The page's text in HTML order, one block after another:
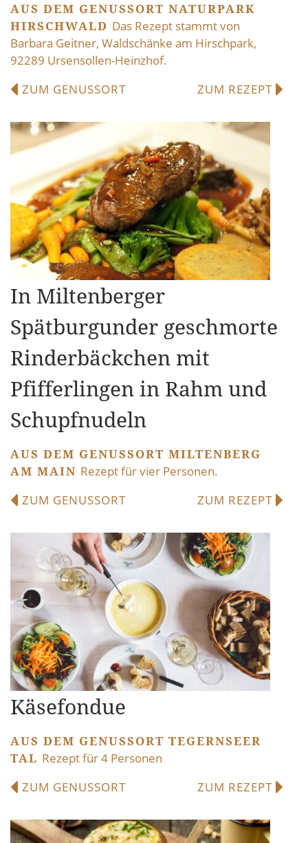
AUS DEM GENUSSORT NATURPARK
HIRSCHWALD Das Rezept stammt von
Barbara Geitner, Waldschänke am Hirschpark,
92289 Ursensollen-Heinzhof.
ZUM GENUSSORT
ZUM REZEPT
In Miltenberger
Spätburgunder geschmorte
Rinderbäckchen mit
Pfifferlingen in Rahm und
Schupfnudeln
AUS DEM GENUSSORT MILTENBERG
AM MAIN Rezept für vier Personen.
ZUM GENUSSORT
ZUM REZEPT
Käsefondue
AUS DEM GENUSSORT TEGERNSEER
TAL Rezept für 4 Personen
ZUM GENUSSORT
ZUM REZEPT